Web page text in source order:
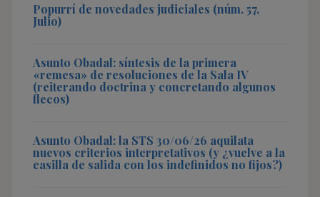
Popurrí de novedades judiciales (núm. 57,
Julio)
Asunto Obadal: síntesis de la primera
«remesa» de resoluciones de la Sala IV
(reiterando doctrina y concretando algunos
flecos)
Asunto Obadal: la STS 30/06/26 aquilata
nuevos criterios interpretativos (y ¿vuelve a la
casilla de salida con los indefinidos no fijos?)